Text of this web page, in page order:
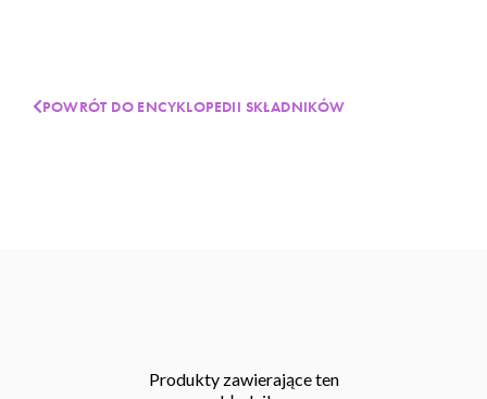
POWRÓT DO ENCYKLOPEDII SKŁADNIKÓW
Produkty zawierające ten